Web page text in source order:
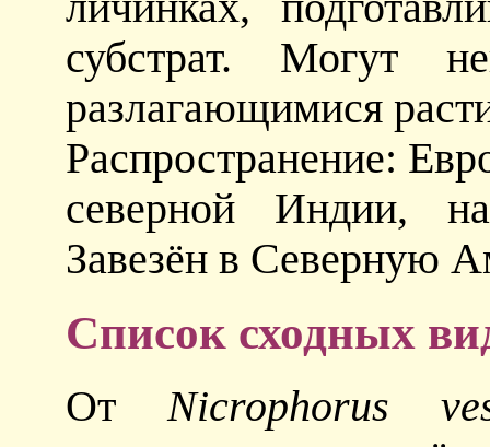
субстрат. Могут
разлагающимися
Распространение:
северной Индии,
Завезён в Северную
Список сходных
От Nicrophorus